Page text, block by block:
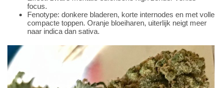
focus.
Fenotype: donkere bladeren, korte internodes en met volle
compacte toppen. Oranje bloeiharen, uiterlijk neigt meer
naar indica dan sativa.